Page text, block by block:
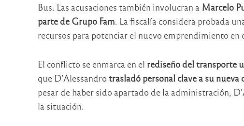
Bus. Las acusaciones también involucran a Marcelo
parte de Grupo Fam. La fiscalía considera probada
recursos para potenciar el nuevo emprendimiento en
El conflicto se enmarca en el rediseño del transporte
que D’Alessandro trasladó personal clave a su
pesar de haber sido apartado de la administración,
la situación.